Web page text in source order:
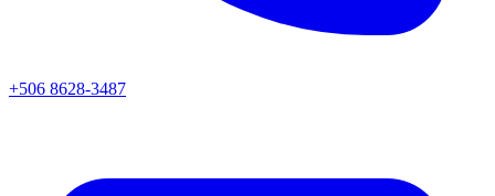
+506 8628-3487